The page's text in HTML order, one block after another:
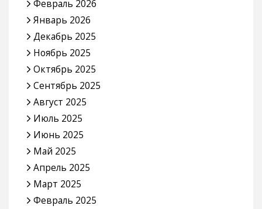
Февраль 2026
Январь 2026
Декабрь 2025
Ноябрь 2025
Октябрь 2025
Сентябрь 2025
Август 2025
Июль 2025
Июнь 2025
Май 2025
Апрель 2025
Март 2025
Февраль 2025